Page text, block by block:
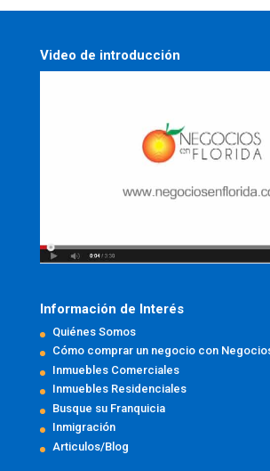
Video de introducción
Información de Interés
Quiénes Somos
Cómo comprar un negocio con
Inmuebles Comerciales
Inmuebles Residenciales
Busque su Franquicia
Inmigración
Articulos/Blog